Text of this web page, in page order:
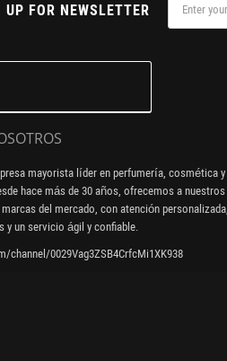
UP FOR NEWSLETTER
mayorista líder en perfumería, cosmética y
hace más de 30 años, ofrecemos a nuestros
del mercado, con atención personalizada,
un servicio ágil y confiable.
channel/0029Vag3ZSB4CrfcMi1XK938